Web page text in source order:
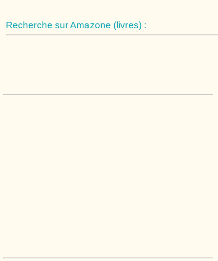
Recherche sur Amazone (livres) :